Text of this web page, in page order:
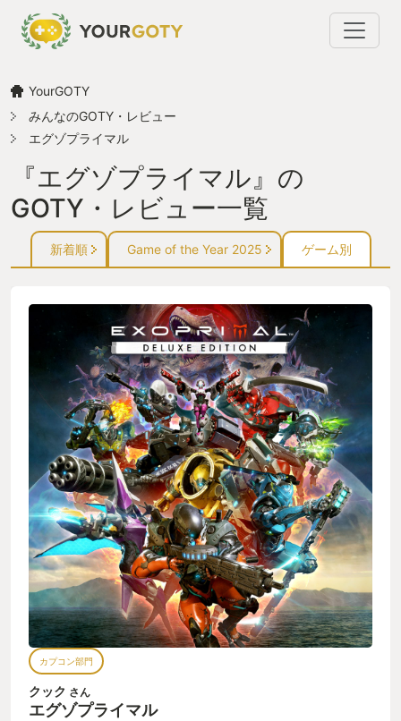
YourGOTY
みんなのGOTY・レビュー
エグゾプライマル
『エグゾプライマル』の
GOTY・レビュー一覧
新着順 Game of the Year 2025 ゲーム別
カプコン部門
クック さん
エグゾプライマル